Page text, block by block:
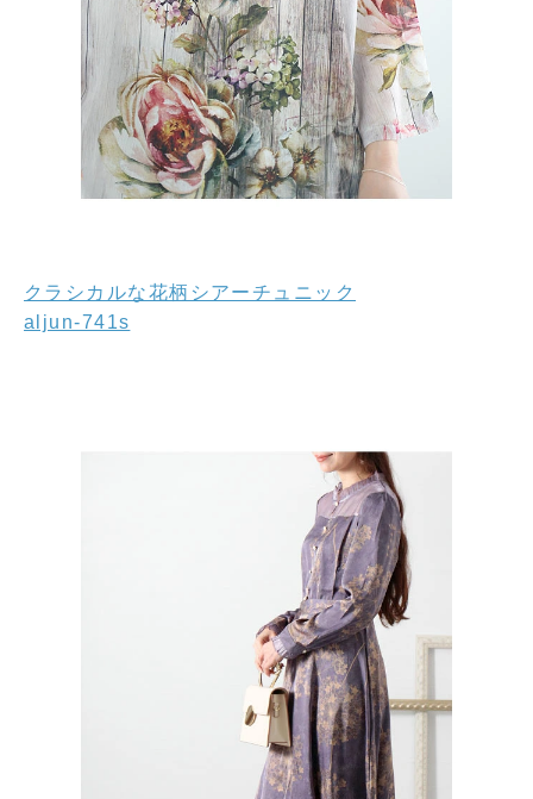
クラシカルな花柄シアーチュニック
aljun-741s